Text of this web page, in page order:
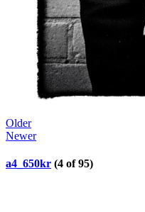
Older
Newer
a4_650kr (4 of 95)